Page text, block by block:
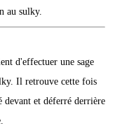
au sulky.
d'effectuer une sage
Il retrouve cette fois
devant et déferré derrière